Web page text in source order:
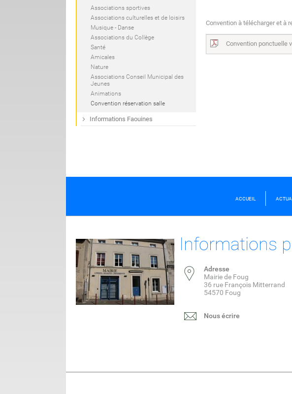
Convention à télécharger et à
Convention ponctuelle
Associations sportives
Associations culturelles et de loisirs
Musique - Danse
Associations du Collège
Santé
Amicales
Nature
Associations Conseil Municipal des
Jeunes
Animations
Convention réservation salle
Informations Faouines
ACCUEIL
Informations
Adresse
Mairie de Foug
36 rue François Mitterrand
54570 Foug
Nous écrire